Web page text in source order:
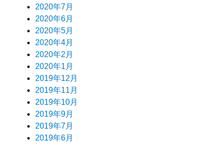
2020年7月
2020年6月
2020年5月
2020年4月
2020年2月
2020年1月
2019年12月
2019年11月
2019年10月
2019年9月
2019年7月
2019年6月